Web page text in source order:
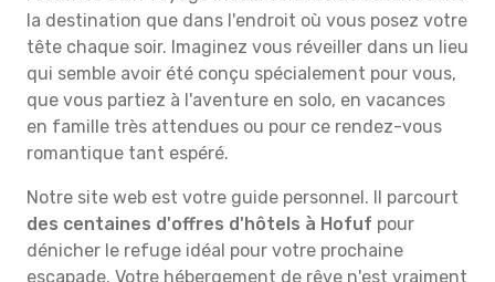
la destination que dans l'endroit où vous posez votre
tête chaque soir. Imaginez vous réveiller dans un lieu
qui semble avoir été conçu spécialement pour vous,
que vous partiez à l'aventure en solo, en vacances
en famille très attendues ou pour ce rendez-vous
romantique tant espéré.
Notre site web est votre guide personnel. Il parcourt
des centaines d'offres d'hôtels à Hofuf pour
dénicher le refuge idéal pour votre prochaine
escapade. Votre hébergement de rêve n'est vraiment